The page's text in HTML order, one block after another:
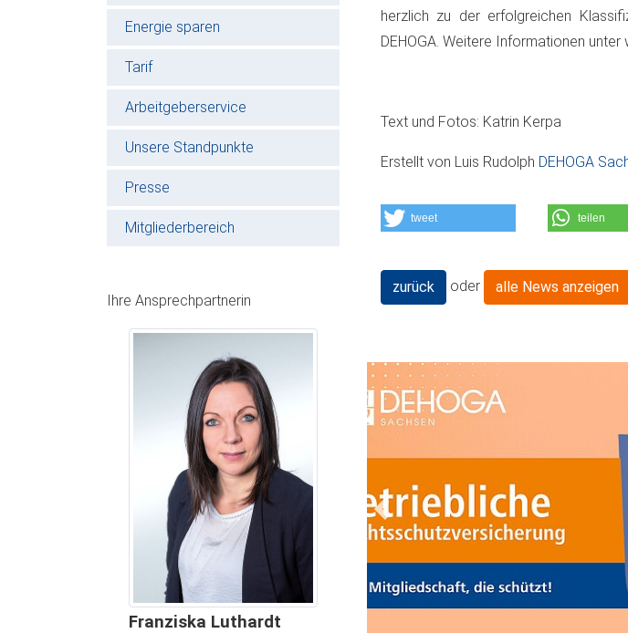
Energie sparen
Tarif
Arbeitgeberservice
Unsere Standpunkte
Presse
Mitgliederbereich
Ihre Ansprechpartnerin
Franziska Luthardt
herzlich zu der erfolgreichen
DEHOGA. Weitere Informationen
Text und Fotos: Katrin Kerpa
Erstellt von Luis Rudolph DEHOGA
tweet teilen
zurück oder alle News anzeigen
Previous